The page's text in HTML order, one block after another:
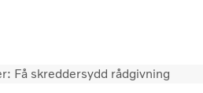
Merchandise Logg påNorge
Få skreddersydd rådgivning